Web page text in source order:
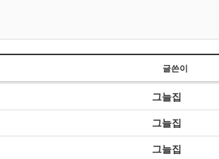
글쓴이
그늘집
그늘집
그늘집